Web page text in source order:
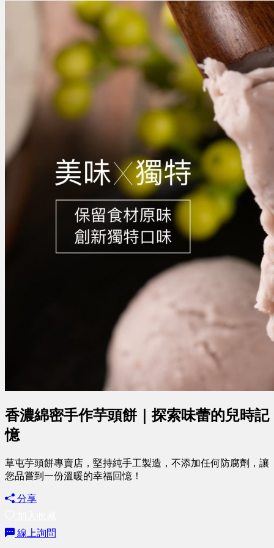
香濃綿密手作芋頭餅｜探索味蕾的兒時記
憶
草屯芋頭餅專賣店，堅持純手工製造，不添加任何防腐劑，讓
您品嘗到一份溫暖的幸福回憶！
分享
線上詢問